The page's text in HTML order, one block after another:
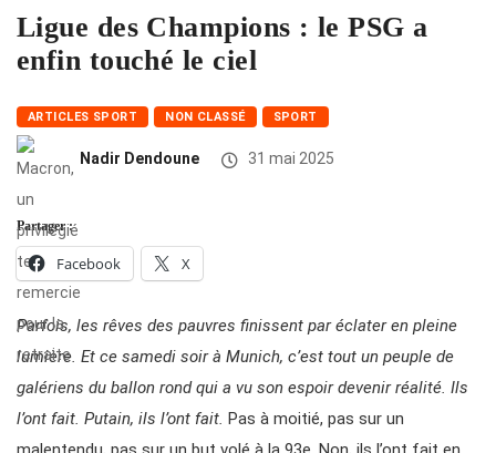
Ligue des Champions : le PSG a
enfin touché le ciel
ARTICLES SPORT NON CLASSÉ SPORT
Nadir Dendoune 31 mai 2025
Partager :
Facebook X
Parfois, les rêves des pauvres finissent par éclater en pleine
lumière. Et ce samedi soir à Munich, c’est tout un peuple de
galériens du ballon rond qui a vu son espoir devenir réalité. Ils
l’ont fait. Putain, ils l’ont fait. Pas à moitié, pas sur un